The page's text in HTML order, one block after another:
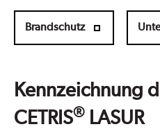
Brandschutz
Kennzeichnung
CETRIS® LASUR